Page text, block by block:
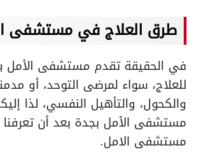
طرق العلاج في مستشفى
في الحقيقة تقدم مستشفى الأمل
للعلاج، سواء لمرضى التوحد، أو
والكحول، والتأهيل النفسي، لذا
مستشفى الأمل بجدة بعد أن
مستشفى الامل.